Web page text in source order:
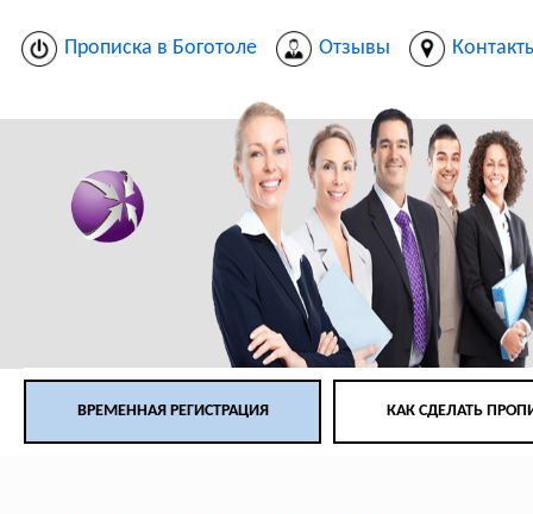
Прописка в Боготоле Отзывы
ВРЕМЕННАЯ РЕГИСТРАЦИЯ КАК СДЕЛАТЬ